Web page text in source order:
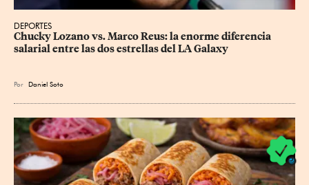
DEPORTES
Chucky Lozano vs. Marco Reus: la enorme diferencia
salarial entre las dos estrellas del LA Galaxy
Por Daniel Soto